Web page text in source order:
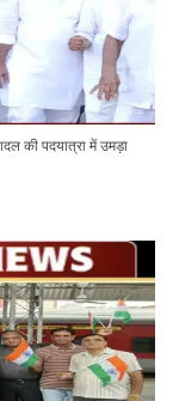
की पदयात्रा में उमड़ा